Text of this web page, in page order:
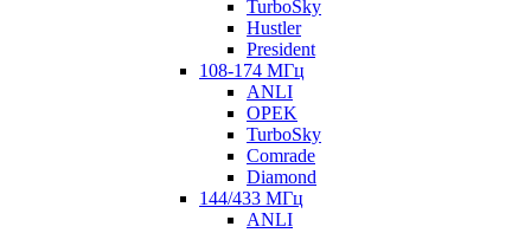
TurboSky
Hustler
President
108-174 МГц
ANLI
OPEK
TurboSky
Comrade
Diamond
144/433 МГц
ANLI